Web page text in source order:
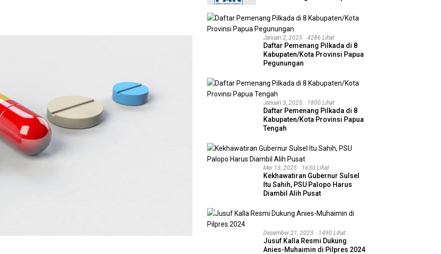
Januari 2, 2025 4286 Lihat
Daftar Pemenang Pilkada di 8
Kabupaten/Kota Provinsi Papua
Pegunungan
Januari 3, 2025 1800 Lihat
Daftar Pemenang Pilkada di 8
Kabupaten/Kota Provinsi Papua
Tengah
Mei 13, 2025 1630 Lihat
Kekhawatiran Gubernur Sulsel
Itu Sahih, PSU Palopo Harus
Diambil Alih Pusat
Desember 21, 2023 1490 Lihat
Jusuf Kalla Resmi Dukung
Anies-Muhaimin di Pilpres 2024